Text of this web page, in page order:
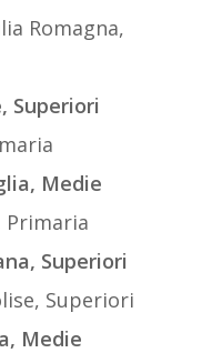
Romagna,
Superiori
Medie
Primaria
Superiori
Superiori
Medie